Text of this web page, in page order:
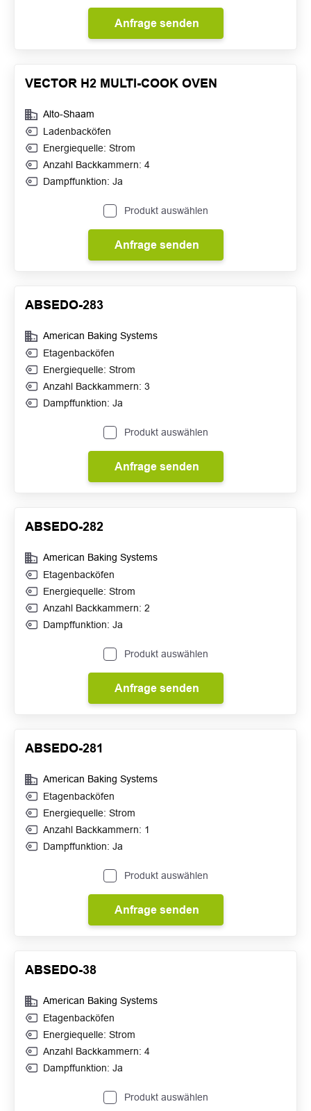
Anfrage senden
VECTOR H2 MULTI-COOK OVEN
Alto-Shaam
Ladenbacköfen
Energiequelle: Strom
Anzahl Backkammern: 4
Dampffunktion: Ja
Produkt auswählen
Anfrage senden
ABSEDO-283
American Baking Systems
Etagenbacköfen
Energiequelle: Strom
Anzahl Backkammern: 3
Dampffunktion: Ja
Produkt auswählen
Anfrage senden
ABSEDO-282
American Baking Systems
Etagenbacköfen
Energiequelle: Strom
Anzahl Backkammern: 2
Dampffunktion: Ja
Produkt auswählen
Anfrage senden
ABSEDO-281
American Baking Systems
Etagenbacköfen
Energiequelle: Strom
Anzahl Backkammern: 1
Dampffunktion: Ja
Produkt auswählen
Anfrage senden
ABSEDO-38
American Baking Systems
Etagenbacköfen
Energiequelle: Strom
Anzahl Backkammern: 4
Dampffunktion: Ja
Produkt auswählen